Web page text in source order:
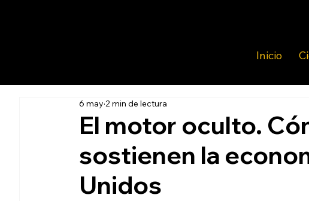
Inicio
El motor oculto.
sostienen la
Unidos
6 may 2 min de lectura